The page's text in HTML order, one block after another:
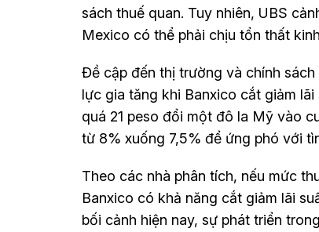
sách thuế quan. Tuy nhiên, UBS
Mexico có thể phải chịu tổn thất
Đề cập đến thị trường và chính
lực gia tăng khi Banxico cắt giảm
quá 21 peso đổi một đô la Mỹ vào
từ 8% xuống 7,5% để ứng phó với
Theo các nhà phân tích, nếu mức
Banxico có khả năng cắt giảm lãi
bối cảnh hiện nay, sự phát triển